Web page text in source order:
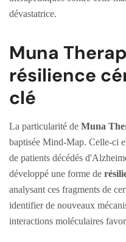
dévastatrice.
Muna
résilience
clé
La particularité de Muna
baptisée Mind-Map. Celle-ci
de patients décédés
développé une forme de
analysant ces fragments de
identifier de nouveaux
interactions moléculaires